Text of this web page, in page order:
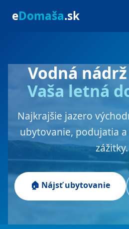
eDomaša.sk
Vodná
Vaša letná
Najkrajšie jazero
ubytovanie, podujatia
zážitky.
🏠 Nájsť ubytovanie